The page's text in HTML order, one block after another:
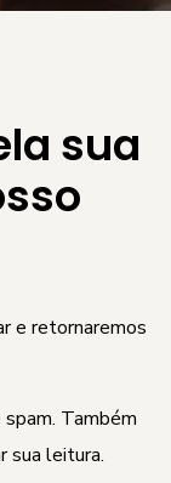
sua
e retornaremos
Também
sua leitura.